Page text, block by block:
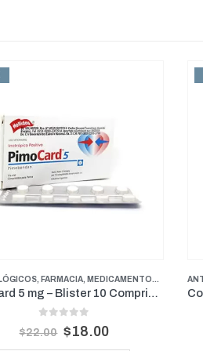
,PROMOCIONES
, ANTIPULGAS ,ANTIPULGAS PERROS PESOS MEDIANOS
out of 5
$22.00 $19.80